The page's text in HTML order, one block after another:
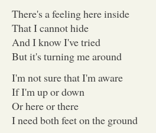
There's a feeling here inside
That I cannot hide
And I know I've tried
But it's turning me around
I'm not sure that I'm aware
If I'm up or down
Or here or there
I need both feet on the ground